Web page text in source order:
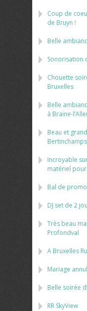
Coup de
de Bruyn !
Belle
Sonorisation
Chouette
Bruxelles
Belle
à Braine-
Beau et
Bertinchamps
Incroyable
matériel
Bal de
DJ set de 2
Très beau
Profondval
A Bruxelles
Mariage
Belle soirée
RR SkyView